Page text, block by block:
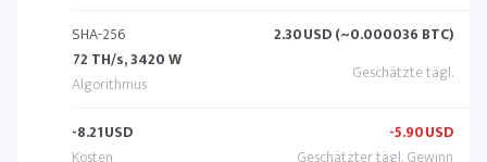
SHA-256
72 TH/s, 3420 W
2.30USD (~0.000036 BTC)
-8.21USD -5.90USD